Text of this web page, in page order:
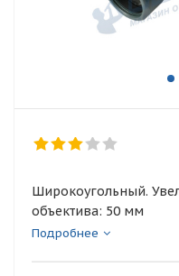
Широкоугольный.
объектива: 50 мм
Подробнее